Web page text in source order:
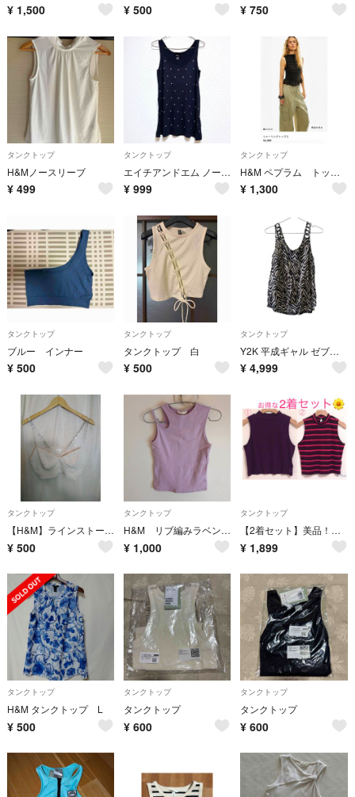
¥ 1,500 ¥ 500 ¥ 750
タンクトップ
H&Mノースリーブ
¥ 499
タンクトップ
エイチアンドエム ノースリーブ ドット柄 M 黒 ラインストーン お出かけ 古着
¥ 999
タンクトップ
H&M ペプラム トップス ノースリーブ
¥ 1,300
タンクトップ
ブルー インナー
¥ 500
タンクトップ
タンクトップ 白
¥ 500
タンクトップ
Y2K 平成ギャル ゼブラ柄 肩編み ノースリーブ カットソー グランジ
¥ 4,999
タンクトップ
【H&M】ラインストーンストラップ クロップドトップス ビスチェ Lサイズ相当
¥ 500
タンクトップ
H&M リブ編みラベンダータンクトップ XS アシンメトリー
¥ 1,000
タンクトップ
【2着セット】美品！ H&M リブ ハイネック ノースリーブ カットソー
¥ 1,899
タンクトップ
H&M タンクトップ L
¥ 500
タンクトップ
タンクトップ
¥ 600
タンクトップ
タンクトップ
¥ 600